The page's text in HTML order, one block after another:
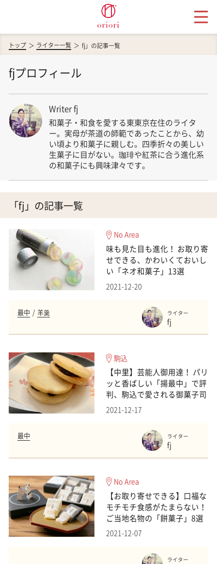
トップ ライター一覧 fj」の記事一覧
fjプロフィール
Writer fj
和菓子・和食を愛する東東京在住のライタ
ー。実母が茶道の師範であったことから、幼
い頃より和菓子に親しむ。四季折々の美しい
生菓子に目がない。珈琲や紅茶に合う進化系
の和菓子にも興味津々です。
「fj」の記事一覧
No Area
味も見た目も進化！ お取り寄
せできる、かわいくておいし
い「ネオ和菓子」13選
2021-12-20
最中 羊羹 ライター
fj
駒込
【中里】芸能人御用達！ パリ
ッと香ばしい「揚最中」で評
判、駒込で愛される御菓子司
2021-12-17
最中 ライター
fj
No Area
【お取り寄せできる】口福な
モチモチ食感がたまらない！
ご当地名物の「餅菓子」8選
2021-12-07
ライター